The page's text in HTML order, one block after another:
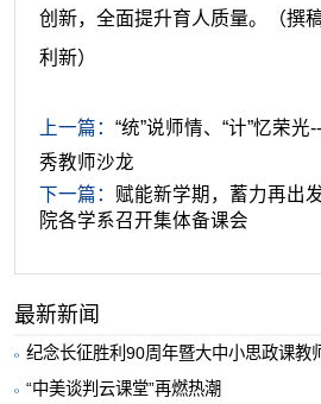
创新，全面提升育人质量。
（撰
利新）
上一篇： “统”说师情、“计”忆荣
秀教师沙龙
下一篇： 赋能新学期，蓄力再
院各学系召开集体备课会
最新新闻
纪念长征胜利90周年暨大中小思政课教
“中美谈判云课堂”再燃热潮